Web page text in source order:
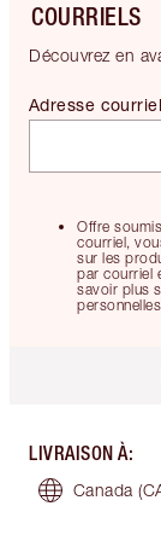
COURRIELS
Découvrez en
Offre
courriel,
sur les
par courriel
savoir plus
Adresse courriel
LIVRAISON À:
Canada